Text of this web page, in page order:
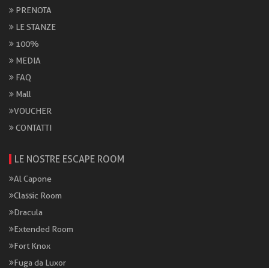
PRENOTA
LE STANZE
100%
MEDIA
FAQ
Mall
VOUCHER
CONTATTI
LE NOSTRE ESCAPE ROOM
Al Capone
Classic Room
Dracula
Extended Room
Fort Knox
Fuga da Luxor